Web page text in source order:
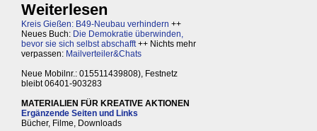
Weiterlesen
Kreis Gießen: B49-Neubau verhindern ++
Neues Buch: Die Demokratie überwinden,
bevor sie sich selbst abschafft++ Nichts mehr
verpassen: Mailverteiler&Chats
Neue Mobilnr.: 015511439808), Festnetz
bleibt 06401-903283
MATERIALIEN FÜR KREATIVE AKTIONEN
Ergänzende Seiten und Links
Bücher, Filme, Downloads